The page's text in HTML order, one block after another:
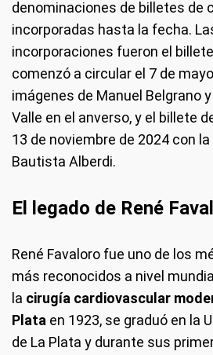
denominaciones de billetes de
incorporadas hasta la fecha.
incorporaciones fueron el
comenzó a circular el 7 de
imágenes de Manuel Belgrano
Valle en el anverso, y el billete
13 de noviembre de 2024 con
Bautista Alberdi.
El legado de René
René Favaloro fue uno de los
más reconocidos a nivel
la cirugía cardiovascular
Plata en 1923, se graduó en la
de La Plata y durante sus